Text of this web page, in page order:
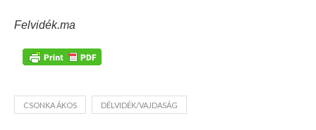
Felvidék.ma
CSONKA ÁKOS DÉLVIDÉK/VAJDASÁG